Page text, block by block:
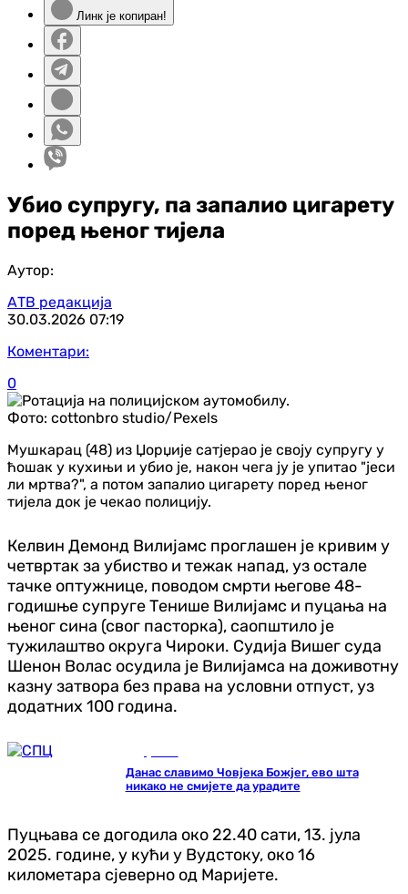
Линк је копиран!
Убио супругу, па запалио цигарету
поред њеног тијела
Аутор:
АТВ редакција
30.03.2026 07:19
Коментари:
0
Фото: cottonbro studio/Pexels
Мушкарац (48) из Џорџије сатјерао је своју супругу у
ћошак у кухињи и убио је, након чега ју је упитао "јеси
ли мртва?", а потом запалио цигарету поред њеног
тијела док је чекао полицију.
Келвин Демонд Вилијамс проглашен је кривим у
четвртак за убиство и тежак напад, уз остале
тачке оптужнице, поводом смрти његове 48-
годишње супруге Тенише Вилијамс и пуцања на
њеног сина (свог пасторка), саопштило је
тужилаштво округа Чироки. Судија Вишег суда
Шенон Волас осудила је Вилијамса на доживотну
казну затвора без права на условни отпуст, уз
додатних 100 година.
Данас славимо Човјека Божјег, ево шта
никако не смијете да урадите
Пуцњава се догодила око 22.40 сати, 13. јула
2025. године, у кући у Вудстоку, око 16
километара сјеверно од Маријете.